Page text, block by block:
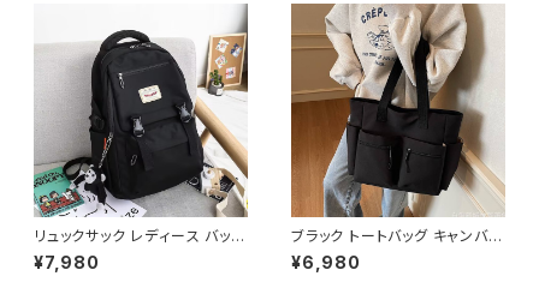
春夏 ミディアムタイトスカート
C-SSS0002
トネス 韓国 ファッション オフィ
スカジュアル サッカー バスケ 野
球 運動 散歩 学生 部活 お洒落
磁気 撥水 防水 通勤 通学 男女
兼用 春 夏 秋 冬 春夏 秋冬 大
人 子供 K-B0179
リュックサック レディース バック
パック 通学バッグ カジュアルリ
ュック 大容量 高校生 中学生 韓
¥7,980
ブラック トートバッグ キャンバス
大容量 ポケット付き カジュアル
バッグ 韓国風バッグ マザーズバ
¥6,980